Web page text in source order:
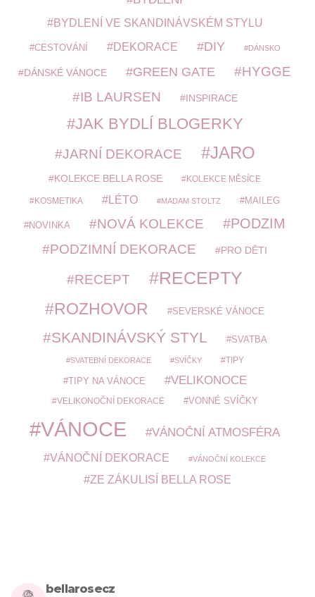
BYDLENÍ VE SKANDINÁVSKÉM STYLU
CESTOVÁNÍ DEKORACE DIY DÁNSKO
DÁNSKÉ VÁNOCE GREEN GATE HYGGE
IB LAURSEN INSPIRACE
JAK BYDLÍ BLOGERKY
JARNÍ DEKORACE JARO
KOLEKCE BELLA ROSE KOLEKCE MĚSÍCE
KOSMETIKA LÉTO MADAM STOLTZ MAILEG
NOVINKA NOVÁ KOLEKCE PODZIM
PODZIMNÍ DEKORACE PRO DĚTI
RECEPT RECEPTY
ROZHOVOR SEVERSKÉ VÁNOCE
SKANDINÁVSKÝ STYL SVATBA
SVATEBNÍ DEKORACE SVÍČKY TIPY
TIPY NA VÁNOCE VELIKONOCE
VELIKONOČNÍ DEKORACE VONNÉ SVÍČKY
VÁNOCE VÁNOČNÍ ATMOSFÉRA
VÁNOČNÍ DEKORACE VÁNOČNÍ KOLEKCE
ZE ZÁKULISÍ BELLA ROSE
bellarosecz